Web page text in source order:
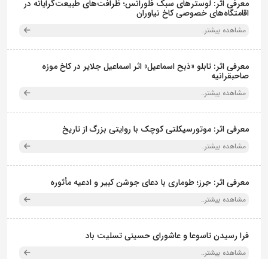
معرفی اثر: لوسترهای سبک فلورانس؛ ظرافت‌های طبیعت‌گرایانه در
اقامتگاه‌های خصوصی کاخ نیاوران
مشاهده بیشتر..
معرفی اثر: تابلو «ذبح اسماعیل» اثر اسماعیل جلایر در کاخ موزه
صاحبقرانیه
مشاهده بیشتر..
معرفی اثر: موتورسیکلتی کوچک با روایتی بزرگ از تاریخ
مشاهده بیشتر..
معرفی اثر: حِرز؛ طوماری با دعای جوشن کبیر و ادعیه مأثوره
مشاهده بیشتر..
فرا رسیدن تاسوعا و عاشورای حسینی تسلیت باد
مشاهده بیشتر..